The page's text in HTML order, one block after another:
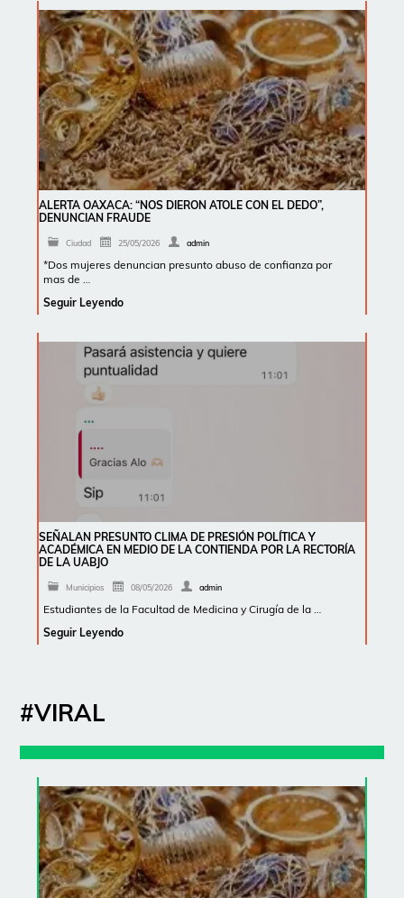
ALERTA OAXACA: “NOS DIERON ATOLE CON EL DEDO”,
DENUNCIAN FRAUDE
Ciudad 25/05/2026 admin
*Dos mujeres denuncian presunto abuso de confianza por
mas de …
Seguir Leyendo
SEÑALAN PRESUNTO CLIMA DE PRESIÓN POLÍTICA Y
ACADÉMICA EN MEDIO DE LA CONTIENDA POR LA RECTORÍA
DE LA UABJO
Municipios 08/05/2026 admin
Estudiantes de la Facultad de Medicina y Cirugía de la …
Seguir Leyendo
#VIRAL